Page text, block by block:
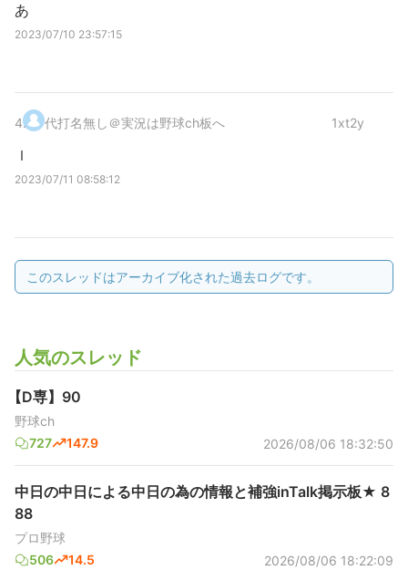
あ
2023/07/10 23:57:15
4. 代打名無し＠実況は野球ch板へ 1xt2y
ｌ
2023/07/11 08:58:12
このスレッドはアーカイブ化された過去ログです。
人気のスレッド
【D専】90
野球ch
727
147.9 2026/08/06 18:32:50
中日の中日による中日の為の情報と補強inTalk掲示板★ 8
88
プロ野球
506
14.5 2026/08/06 18:22:09